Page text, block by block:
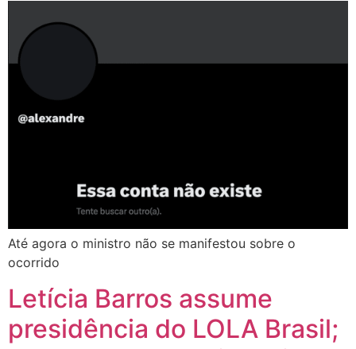
Até agora o ministro não se manifestou sobre o
ocorrido
Letícia Barros assume
presidência do LOLA Brasil;